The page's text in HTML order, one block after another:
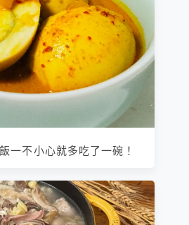
一不小心就多吃了一碗！